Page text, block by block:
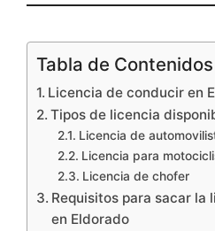
Tabla de Contenidos
Licencia de conducir en
Tipos de licencia
Licencia de
Licencia para
Licencia de chofer
Requisitos para sacar la
en Eldorado